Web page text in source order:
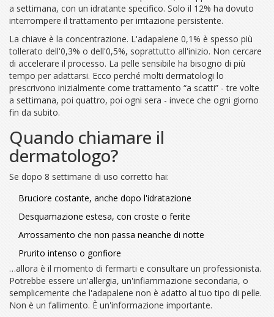
a settimana, con un idratante specifico. Solo il 12% ha dovuto
interrompere il trattamento per irritazione persistente.
La chiave è la concentrazione. L'adapalene 0,1% è spesso più
tollerato dell'0,3% o dell'0,5%, soprattutto all'inizio. Non cercare
di accelerare il processo. La pelle sensibile ha bisogno di più
tempo per adattarsi. Ecco perché molti dermatologi lo
prescrivono inizialmente come trattamento “a scatti” - tre volte
a settimana, poi quattro, poi ogni sera - invece che ogni giorno
fin da subito.
Quando chiamare il
dermatologo?
Se dopo 8 settimane di uso corretto hai:
Bruciore costante, anche dopo l'idratazione
Desquamazione estesa, con croste o ferite
Arrossamento che non passa neanche di notte
Prurito intenso o gonfiore
…allora è il momento di fermarti e consultare un professionista.
Potrebbe essere un'allergia, un'infiammazione secondaria, o
semplicemente che l'adapalene non è adatto al tuo tipo di pelle.
Non è un fallimento. È un'informazione importante.